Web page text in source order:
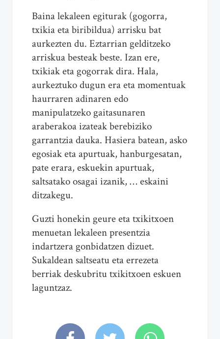
Baina lekaleen egiturak (gogorra,
txikia eta biribildua) arrisku bat
aurkezten du. Eztarrian gelditzeko
arriskua besteak beste. Izan ere,
txikiak eta gogorrak dira. Hala,
aurkeztuko dugun era eta momentuak
haurraren adinaren edo
manipulatzeko gaitasunaren
araberakoa izateak berebiziko
garrantzia dauka. Hasiera batean, asko
egosiak eta apurtuak, hanburgesatan,
pate erara, eskuekin apurtuak,
saltsatako osagai izanik, … eskaini
ditzakegu.
Guzti honekin geure eta txikitxoen
menuetan lekaleen presentzia
indartzera gonbidatzen dizuet.
Sukaldean saltseatu eta errezeta
berriak deskubritu txikitxoen eskuen
laguntzaz.